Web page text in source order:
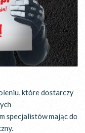
które dostarczy
specjalistów mając do